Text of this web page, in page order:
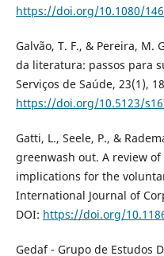
https://doi.org/10.1080/
Galvão, T. F., & Pereira, M.
da literatura: passos para
Serviços de Saúde, 23(1),
https://doi.org/10.5123/
Gatti, L., Seele, P., &
greenwash out. A review
implications for the
International Journal of
DOI: https://doi.org/
Gedaf - Grupo de Estudos